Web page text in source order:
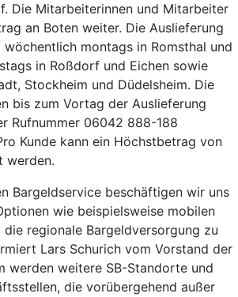
Die Mitarbeiterinnen und Mitarbeiter
an Boten weiter. Die Auslieferung
montags in Romsthal und
in Roßdorf und Eichen sowie
Stockheim und Düdelsheim. Die
bis zum Vortag der Auslieferung
Rufnummer 06042 888-188
Kunde kann ein Höchstbetrag von
werden.
Bargeldservice beschäftigen wir uns
wie beispielsweise mobilen
die regionale Bargeldversorgung zu
Lars Schurich vom Vorstand der
werden weitere SB-Standorte und
die vorübergehend außer